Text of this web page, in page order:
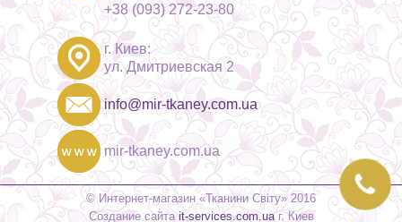
+38 (093) 272-23-80
г. Киев:
ул. Дмитриевская 2
info@mir-tkaney.com.ua
mir-tkaney.com.ua
© Интернет-магазин «Тканини Світу» 2016
Создание сайтаit-services.com.uaг. Киев